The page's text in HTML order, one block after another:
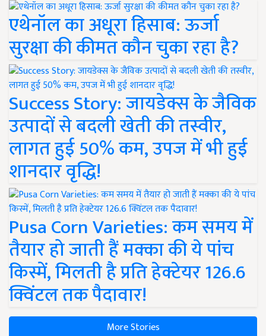
एथेनॉल का अधूरा हिसाब: ऊर्जा
सुरक्षा की कीमत कौन चुका रहा है?
Success Story: जायडेक्स के जैविक
उत्पादों से बदली खेती की तस्वीर,
लागत हुई 50% कम, उपज में भी हुई
शानदार वृद्धि!
Pusa Corn Varieties: कम समय में
तैयार हो जाती हैं मक्का की ये पांच
किस्में, मिलती है प्रति हेक्टेयर 126.6
क्विंटल तक पैदावार!
More Stories